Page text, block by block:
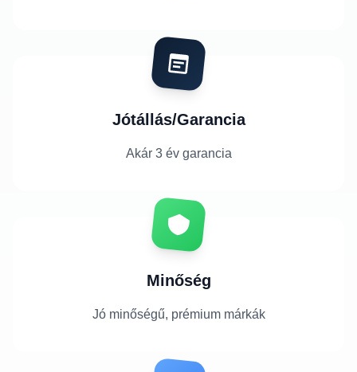
Jótállás/Garancia
Akár 3 év garancia
Minőség
Jó minőségű, prémium márkák